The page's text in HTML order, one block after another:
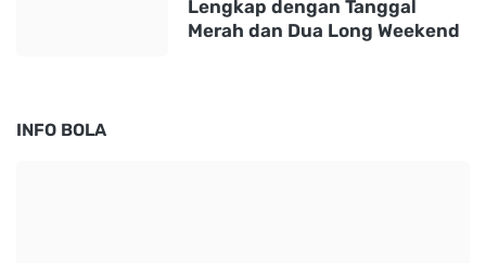
Lengkap dengan Tanggal
Merah dan Dua Long Weekend
INFO BOLA